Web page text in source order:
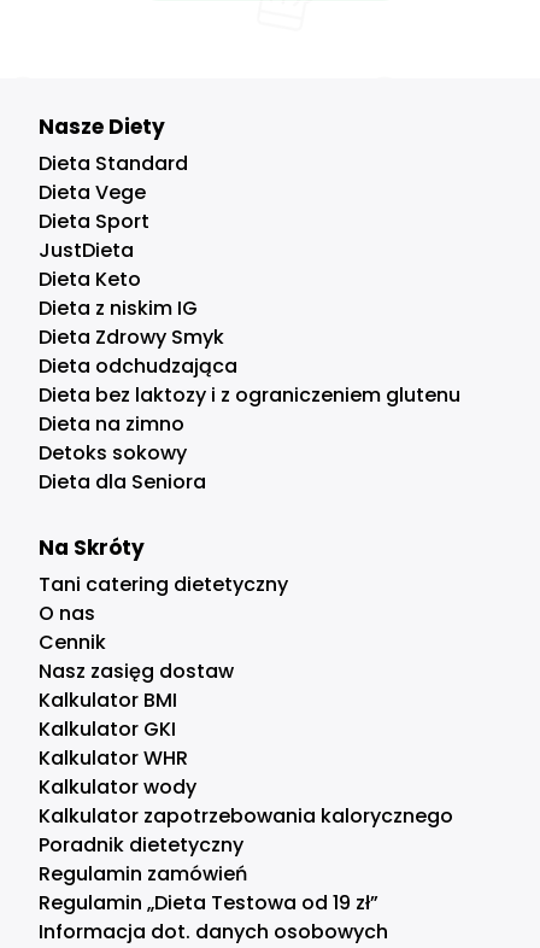
Nasze Diety
Dieta Standard
Dieta Vege
Dieta Sport
JustDieta
Dieta Keto
Dieta z niskim IG
Dieta Zdrowy Smyk
Dieta odchudzająca
Dieta bez laktozy i z ograniczeniem glutenu
Dieta na zimno
Detoks sokowy
Dieta dla Seniora
Na Skróty
Tani catering dietetyczny
O nas
Cennik
Nasz zasięg dostaw
Kalkulator BMI
Kalkulator GKI
Kalkulator WHR
Kalkulator wody
Kalkulator zapotrzebowania kalorycznego
Poradnik dietetyczny
Regulamin zamówień
Regulamin „Dieta Testowa od 19 zł”
Informacja dot. danych osobowych